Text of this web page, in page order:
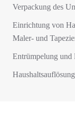
Verpackung des
Einrichtung von
Maler- und
Entrümpelung und
Haushaltsauflösung